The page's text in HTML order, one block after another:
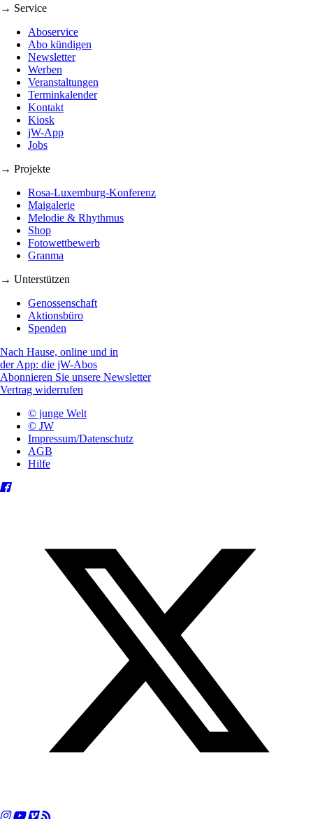
→ Service
Aboservice
Abo kündigen
Newsletter
Werben
Veranstaltungen
Terminkalender
Kontakt
Kiosk
jW-App
Jobs
→ Projekte
Rosa-Luxemburg-Konferenz
Maigalerie
Melodie & Rhythmus
Shop
Fotowettbewerb
Granma
→ Unterstützen
Genossenschaft
Aktionsbüro
Spenden
Nach Hause, online und in
der App: die jW-Abos
Abonnieren Sie unsere Newsletter
Vertrag widerrufen
© junge Welt
© JW
Impressum/Datenschutz
AGB
Hilfe